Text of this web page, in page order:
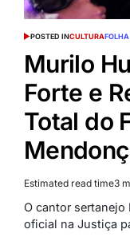
POSTED INCULTURA
Murilo
Forte e
Total do
Estimated read time3
O cantor
oficial na Justiça